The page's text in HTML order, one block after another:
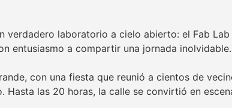
laboratorio a cielo abierto: el Fab
entusiasmo a compartir una jornada inolvidable.
con una fiesta que reunió a cientos de
las 20 horas, la calle se convirtió en